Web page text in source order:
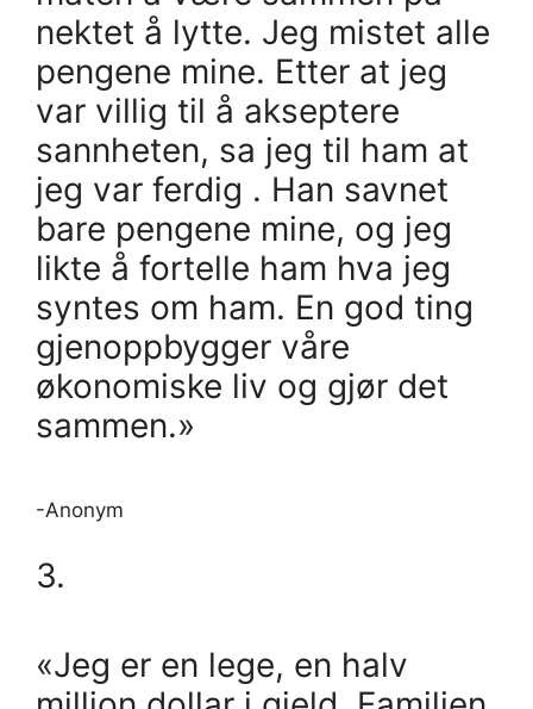
nektet å lytte. Jeg mistet alle
pengene mine. Etter at jeg
var villig til å akseptere
sannheten, sa jeg til ham at
jeg var ferdig . Han savnet
bare pengene mine, og jeg
likte å fortelle ham hva jeg
syntes om ham. En god ting
gjenoppbygger våre
økonomiske liv og gjør det
sammen.»
-Anonym
3.
«Jeg er en lege, en halv